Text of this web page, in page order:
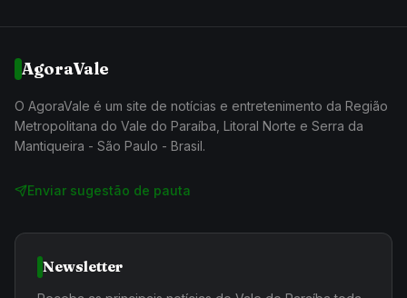
AgoraVale
O AgoraVale é um site de notícias e entretenimento da Região
Metropolitana do Vale do Paraíba, Litoral Norte e Serra da
Mantiqueira - São Paulo - Brasil.
Enviar sugestão de pauta
Newsletter